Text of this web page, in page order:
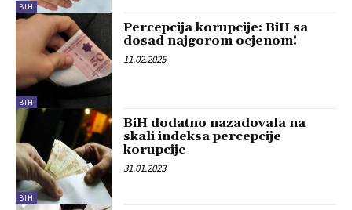
BIH
BIH
Percepcija korupcije: BiH sa
dosad najgorom ocjenom!
11.02.2025
BIH
BiH dodatno nazadovala na
skali indeksa percepcije
korupcije
31.01.2023